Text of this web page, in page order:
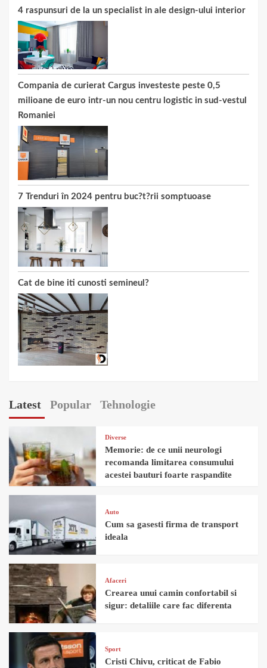
4 raspunsuri de la un specialist in ale design-ului interior
Compania de curierat Cargus investeste peste 0,5
milioane de euro intr-un nou centru logistic in sud-vestul
Romaniei
7 Trenduri în 2024 pentru buc?t?rii somptuoase
Cat de bine iti cunosti semineul?
Latest Popular Tehnologie
Diverse
Memorie: de ce unii neurologi
recomanda limitarea consumului
acestei bauturi foarte raspandite
Auto
Cum sa gasesti firma de transport
ideala
Afaceri
Crearea unui camin confortabil si
sigur: detaliile care fac diferenta
Sport
Cristi Chivu, criticat de Fabio